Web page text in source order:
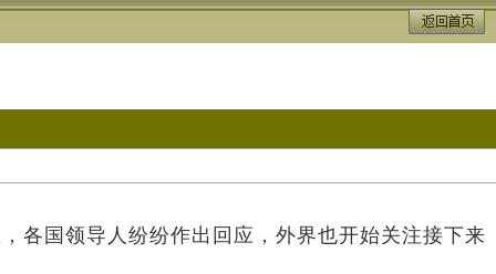
各国领导人纷纷作出回应，外界也开始关注接下来